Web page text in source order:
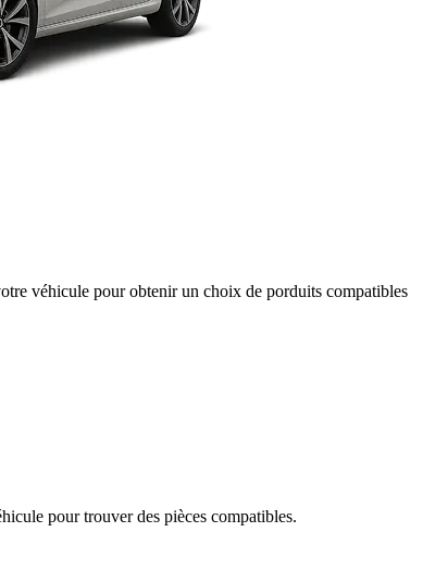
véhicule pour obtenir un choix de porduits compatibles
pour trouver des pièces compatibles.